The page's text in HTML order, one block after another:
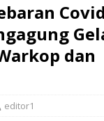
dan
editor1